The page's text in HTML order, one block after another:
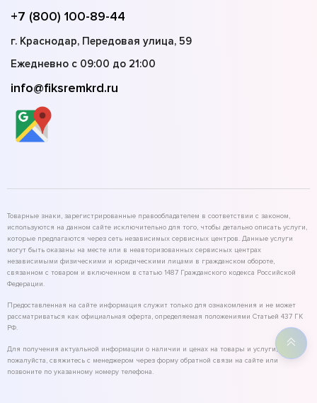
+7 (800) 100-89-44
г. Краснодар, Передовая улица, 59
Ежедневно с 09:00 до 21:00
info@fiksremkrd.ru
Товарные знаки, зарегистрированные правообладателем в соответствии с законом,
используются на данном сайте исключительно для того, чтобы детально описать услуги,
которые предлагаются через сеть независимых сервисных центров. Данные услуги
могут быть оказаны на месте или в неавторизованных сервисных центрах
независимыми физическими и юридическими лицами в гражданском обороте,
связанном с товаром и включенном в статью 1487 Гражданского кодекса Российской
Федерации.
Предоставленная на сайте информация служит только для ознакомления и не может
рассматриваться как официальная оферта, определяемая положениями Статьей 437 ГК
РФ.
Для получения актуальной информации о наличии и ценах на товары и услуги,
пожалуйста, свяжитесь с менеджером через форму обратной связи на сайте или
позвоните по указанному номеру телефона.